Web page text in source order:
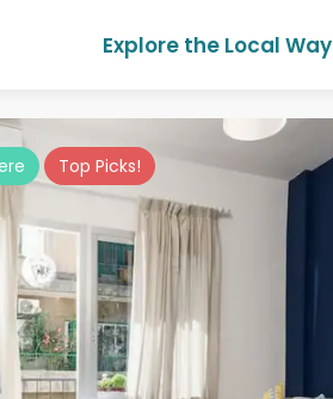
Explore the Local Way
Top Picks!